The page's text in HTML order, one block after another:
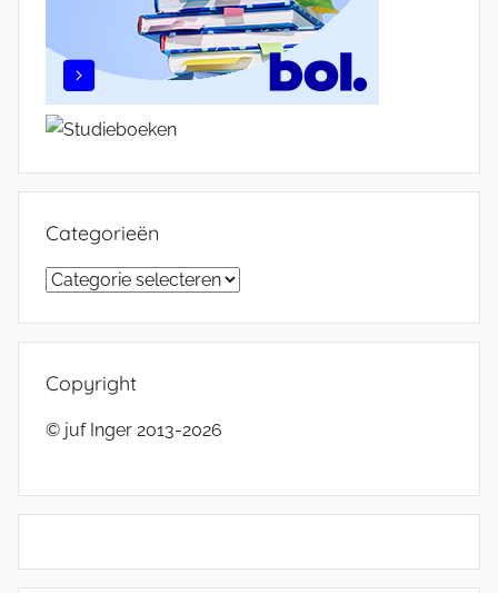
Categorieën
Categorieën
Copyright
© juf Inger 2013-2026